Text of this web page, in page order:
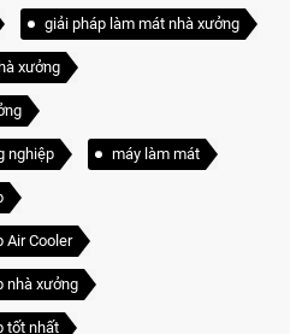
giải pháp làm mát nhà xưởng
xưởng
nghiệp máy làm mát
Air Cooler
nhà xưởng
tốt nhất